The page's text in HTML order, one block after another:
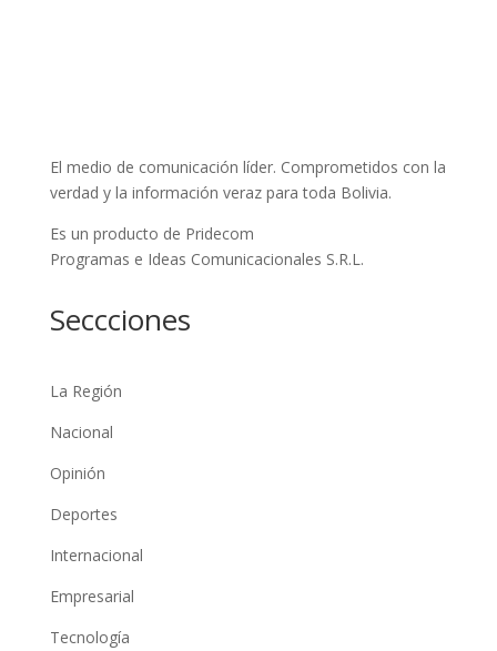
El medio de comunicación líder. Comprometidos con la
verdad y la información veraz para toda Bolivia.
Es un producto de Pridecom
Programas e Ideas Comunicacionales S.R.L.
Seccciones
La Región
Nacional
Opinión
Deportes
Internacional
Empresarial
Tecnología